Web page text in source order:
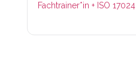
Fachtrainer*in + ISO 17024